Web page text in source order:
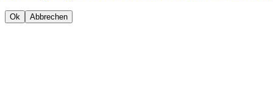
Ok Abbrechen